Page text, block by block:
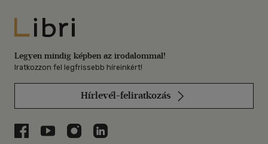
Libri
Legyen mindig képben az irodalommal!
Iratkozzon fel legfrissebb híreinkért!
Hírlevél-feliratkozás
Libri a Facebookon
Libri a Youtube-on
Libri az Instagramon
Libri a LinkedInen